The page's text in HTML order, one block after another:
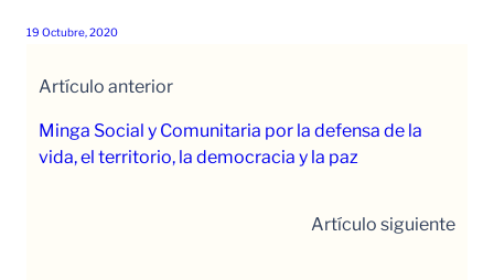
19 Octubre, 2020
Artículo anterior
Minga Social y Comunitaria por la defensa de la
vida, el territorio, la democracia y la paz
Artículo siguiente